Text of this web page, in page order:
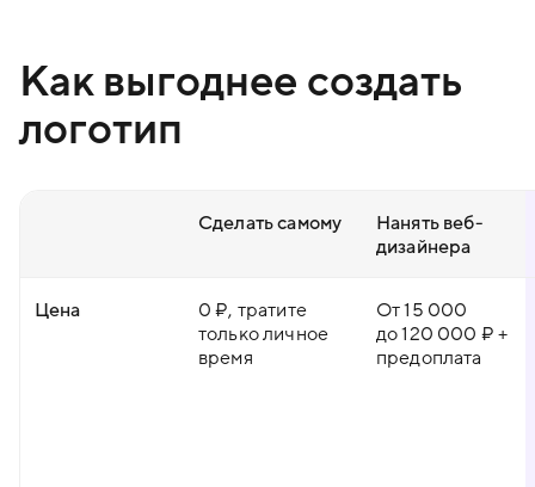
Как выгоднее создать
логотип
Сделать самому
Нанять веб-
дизайнера
Цена
0 ₽, тратите
только личное
время
От 15 000
до 120 000 ₽ +
предоплата